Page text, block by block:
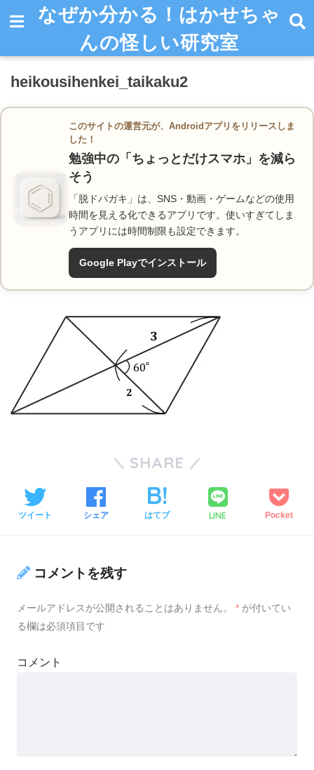
なぜか分かる！はかせちゃ
んの怪しい研究室
heikousihenkei_taikaku2
このサイトの運営元が、Androidアプリをリリースしま
した！
勉強中の「ちょっとだけスマホ」を減ら
そう
「脱ドパガキ」は、SNS・動画・ゲームなどの使用
時間を見える化できるアプリです。使いすぎてしま
うアプリには時間制限も設定できます。
Google Playでインストール
SHARE
ツイート シェア はてブ LINE Pocket
コメントを残す
メールアドレスが公開されることはありません。 * が付いてい
る欄は必須項目です
コメント